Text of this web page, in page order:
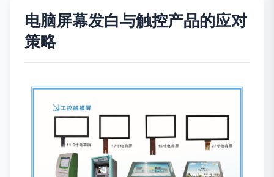
电脑屏幕发白与触控产品的应对
策略